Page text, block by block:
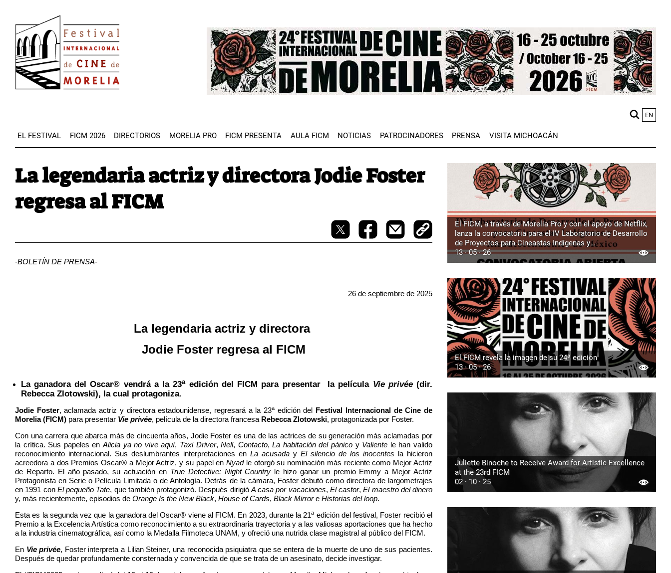
contenido
principal
Image
EN
EL FESTIVAL FICM 2026 DIRECTORIOS MORELIA PRO FICM PRESENTA AULA FICM NOTICIAS PATROCINADORES PRENSA VISITA MICHOACÁN
La legendaria actriz y directora Jodie Foster
regresa al FICM
-BOLETÍN DE PRENSA-
26 de septiembre de 2025
La legendaria actriz y directora
Jodie Foster regresa al FICM
La ganadora del Oscar® vendrá a la 23aedición del FICM para presentar la película Vie privée(dir.
Rebecca Zlotowski), la cual protagoniza.
Jodie Foster, aclamada actriz y directora estadounidense, regresará a la 23a edición del Festival Internacional de Cine de
Morelia (FICM) para presentar Vie privée, película de la directora francesa Rebecca Zlotowski, protagonizada por Foster.
Con una carrera que abarca más de cincuenta años, Jodie Foster es una de las actrices de su generación más aclamadas por
la crítica. Sus papeles en Alicia ya no vive aquí, Taxi Driver,Nell, Contacto,La habitación del pánico y Valiente le han valido
reconocimiento internacional. Sus deslumbrantes interpretaciones en La acusada y El silencio de los inocentes la hicieron
acreedora a dos Premios Oscar® a Mejor Actriz, y su papel enNyadle otorgó su nominación más reciente como Mejor Actriz
de Reparto. El año pasado, su actuación en True Detective: Night Country le hizo ganar un premio Emmy a Mejor Actriz
Protagonista en Serie o Película Limitada o de Antología. Detrás de la cámara, Foster debutó como directora de largometrajes
en 1991 con El pequeño Tate, que también protagonizó. Después dirigió A casa por vacaciones, El castor,El maestro del dinero
y, más recientemente, episodios de Orange Is the New Black, House of Cards, Black Mirrore Historias del loop.
Esta es la segunda vez que la ganadora del Oscar® viene al FICM. En 2023, durante la 21a edición del festival, Foster recibió el
Premio a la Excelencia Artística como reconocimiento a su extraordinaria trayectoria y a las valiosas aportaciones que ha hecho
a la industria cinematográfica, así como la Medalla Filmoteca UNAM, y ofreció una nutrida clase magistral al público del FICM.
En Vie privée, Foster interpreta a Lilian Steiner, una reconocida psiquiatra que se entera de la muerte de uno de sus pacientes.
Después de quedar profundamente consternada y convencida de que se trata de un asesinato, decide investigar.
El FICM, a través de Morelia Pro y con el apoyo de Netflix,
lanza la convocatoria para el IV Laboratorio de Desarrollo
de Proyectos para Cineastas Indígenas y
Afrodescendientes de México
13 · 05 · 26
El FICM revela la imagen de su 24ª edición
13 · 05 · 26
Juliette Binoche to Receive Award for Artistic Excellence
at the 23rd FICM
02 · 10 · 25